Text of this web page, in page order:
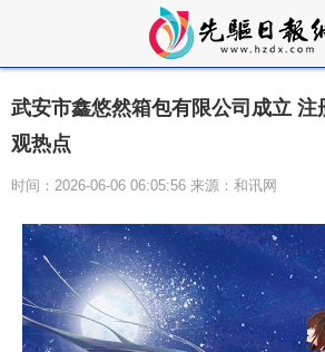
武安市鑫悠然箱包有限公司成立 注
观热点
时间：2026-06-06 06:05:56 来源：和讯网